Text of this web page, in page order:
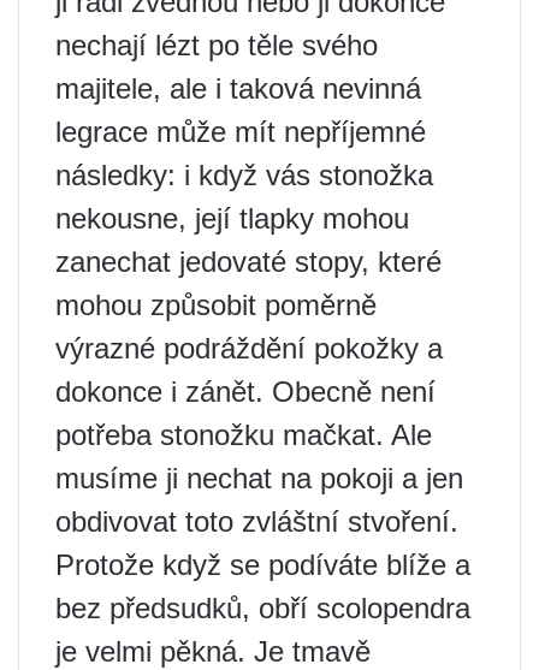
nechají lézt po těle svého
majitele, ale i taková nevinná
legrace může mít nepříjemné
následky: i když vás stonožka
nekousne, její tlapky mohou
zanechat jedovaté stopy, které
mohou způsobit poměrně
výrazné podráždění pokožky a
dokonce i zánět. Obecně není
potřeba stonožku mačkat. Ale
musíme ji nechat na pokoji a jen
obdivovat toto zvláštní stvoření.
Protože když se podíváte blíže a
bez předsudků, obří scolopendra
je velmi pěkná. Je tmavě